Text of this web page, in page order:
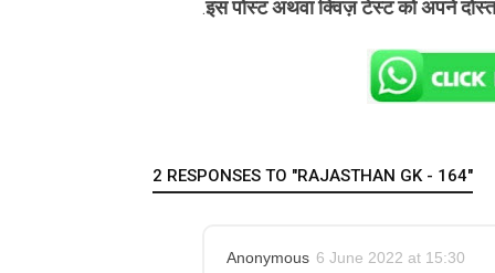
.इस पोस्ट अथवा क्विज़ टेस्ट को अपने
2 RESPONSES TO "RAJASTHAN GK - 164"
Anonymous 6 June 2022 at 15:30